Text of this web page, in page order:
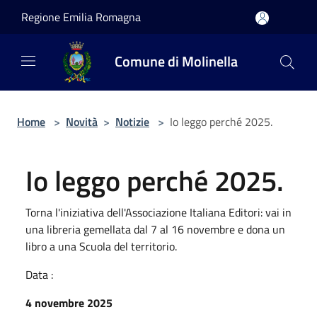
Regione Emilia Romagna
Comune di Molinella
Home > Novità > Notizie > Io leggo perché 2025.
Io leggo perché 2025.
Torna l'iniziativa dell'Associazione Italiana Editori: vai in
una libreria gemellata dal 7 al 16 novembre e dona un
libro a una Scuola del territorio.
Data :
4 novembre 2025